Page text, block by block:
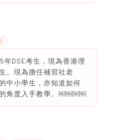
DSE考生，現為香港理
。現為擔任補習社老
中小學生，亦知道如何
的角度入手教學。￼￼￼￼